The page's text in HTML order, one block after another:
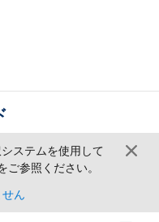
ステムを使用して
ご参照ください。
ん